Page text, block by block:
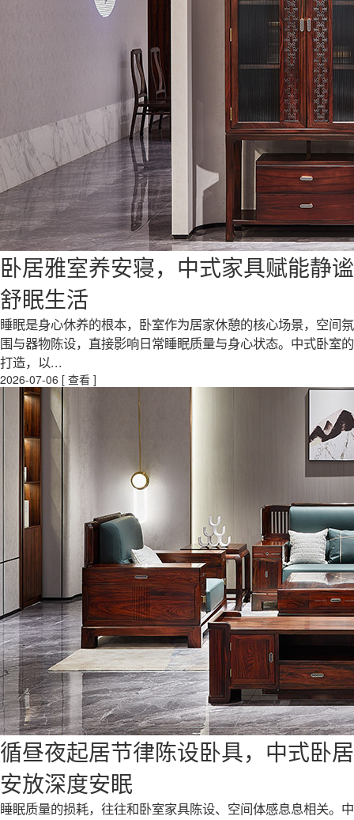
卧居雅室养安寝，中式家具赋能静谧
舒眠生活
睡眠是身心休养的根本，卧室作为居家休憩的核心场景，空间氛
围与器物陈设，直接影响日常睡眠质量与身心状态。中式卧室的
打造，以...
2026-07-06 [ 查看 ]
循昼夜起居节律陈设卧具，中式卧居
安放深度安眠
睡眠质量的损耗，往往和卧室家具陈设、空间体感息息相关。中